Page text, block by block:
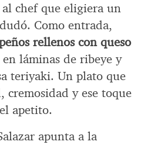
chef que eligiera un
Como entrada,
rellenos con queso
láminas de ribeye y
teriyaki. Un plato que
cremosidad y ese toque
apetito.
apunta a la